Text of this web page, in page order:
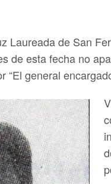
Laureada de San
de esta fecha no
“El general